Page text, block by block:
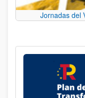
Jornadas del